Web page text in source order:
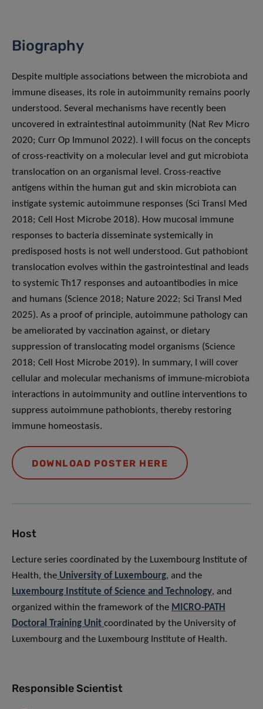
Biography
Despite multiple associations between the microbiota and
immune diseases, its role in autoimmunity remains poorly
understood. Several mechanisms have recently been
uncovered in extraintestinal autoimmunity (Nat Rev Micro
2020; Curr Op Immunol 2022). I will focus on the concepts
of cross-reactivity on a molecular level and gut microbiota
translocation on an organismal level. Cross-reactive
antigens within the human gut and skin microbiota can
instigate systemic autoimmune responses (Sci Transl Med
2018; Cell Host Microbe 2018). How mucosal immune
responses to bacteria disseminate systemically in
predisposed hosts is not well understood. Gut pathobiont
translocation evolves within the gastrointestinal and leads
to systemic Th17 responses and autoantibodies in mice
and humans (Science 2018; Nature 2022; Sci Transl Med
2025). As a proof of principle, autoimmune pathology can
be ameliorated by vaccination against, or dietary
suppression of translocating model organisms (Science
2018; Cell Host Microbe 2019). In summary, I will cover
cellular and molecular mechanisms of immune-microbiota
interactions in autoimmunity and outline interventions to
suppress autoimmune pathobionts, thereby restoring
immune homeostasis.
DOWNLOAD POSTER HERE
Host
Lecture series coordinated by the Luxembourg Institute of
Health, the University of Luxembourg, and the
Luxembourg Institute of Science and Technology, and
organized within the framework of the MICRO-PATH
Doctoral Training Unit coordinated by the University of
Luxembourg and the Luxembourg Institute of Health.
Responsible Scientist